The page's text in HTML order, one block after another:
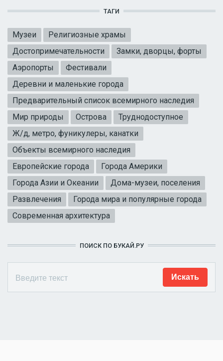
ТАГИ
Музеи
Религиозные храмы
Достопримечательности
Замки, дворцы, форты
Аэропорты
Фестивали
Деревни и маленькие города
Предварительный список всемирного наследия
Мир природы
Острова
Труднодоступное
Ж/д, метро, фуникулеры, канатки
Объекты всемирного наследия
Европейские города
Города Америки
Города Азии и Океании
Дома-музеи, поселения
Развлечения
Города мира и популярные города
Современная архитектура
ПОИСК ПО БУКАЙ.РУ